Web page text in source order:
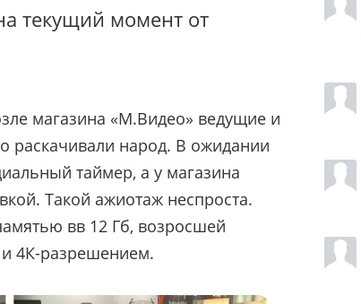
текущий момент от
магазина «М.Видео» ведущие и
раскачивали народ. В ожидании
таймер, а у магазина
Такой ажиотаж неспроста.
вв 12 Гб, возросшей
4К-разрешением.